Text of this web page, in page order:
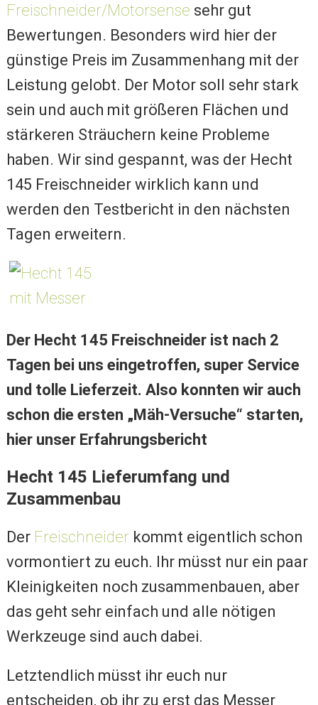
Freischneider/Motorsense sehr gut
Bewertungen. Besonders wird hier der
günstige Preis im Zusammenhang mit der
Leistung gelobt. Der Motor soll sehr stark
sein und auch mit größeren Flächen und
stärkeren Sträuchern keine Probleme
haben. Wir sind gespannt, was der Hecht
145 Freischneider wirklich kann und
werden den Testbericht in den nächsten
Tagen erweitern.
Der Hecht 145 Freischneider ist nach 2
Tagen bei uns eingetroffen, super Service
und tolle Lieferzeit. Also konnten wir auch
schon die ersten „Mäh-Versuche“ starten,
hier unser Erfahrungsbericht
Hecht 145 Lieferumfang und
Zusammenbau
Der Freischneiderkommt eigentlich schon
vormontiert zu euch. Ihr müsst nur ein paar
Kleinigkeiten noch zusammenbauen, aber
das geht sehr einfach und alle nötigen
Werkzeuge sind auch dabei.
Letztendlich müsst ihr euch nur
entscheiden, ob ihr zu erst das Messer